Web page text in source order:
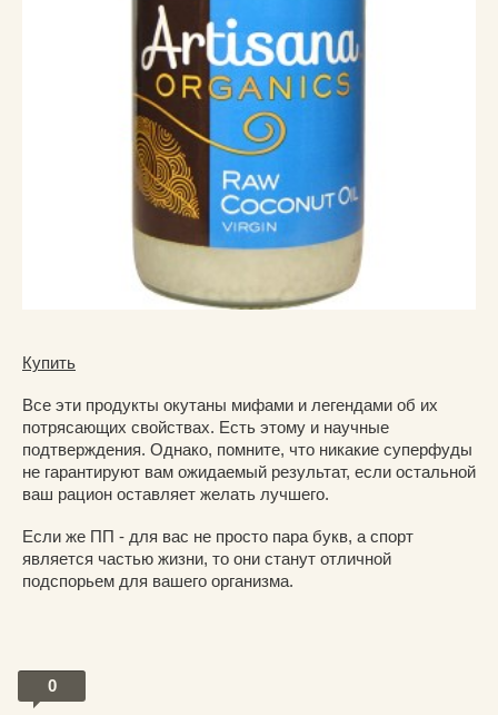
Купить
Все эти продукты окутаны мифами и легендами об их
потрясающих свойствах. Есть этому и научные
подтверждения. Однако, помните, что никакие суперфуды
не гарантируют вам ожидаемый результат, если остальной
ваш рацион оставляет желать лучшего.
Если же ПП - для вас не просто пара букв, а спорт
является частью жизни, то они станут отличной
подспорьем для вашего организма.
0